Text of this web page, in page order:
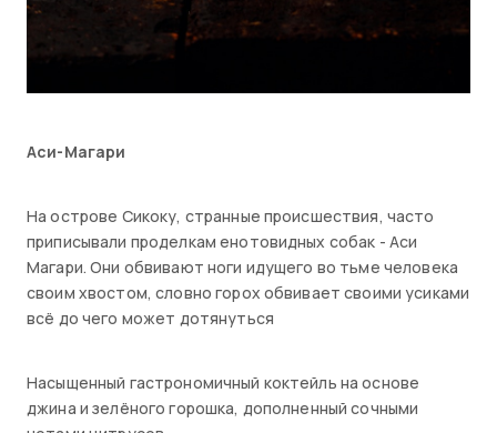
Аси-Магари
На острове Сикоку, странные происшествия, часто
приписывали проделкам енотовидных собак - Аси
Магари. Они обвивают ноги идущего во тьме человека
своим хвостом, словно горох обвивает своими усиками
всё до чего может дотянуться
Насыщенный гастрономичный коктейль на основе
джина и зелёного горошка, дополненный сочными